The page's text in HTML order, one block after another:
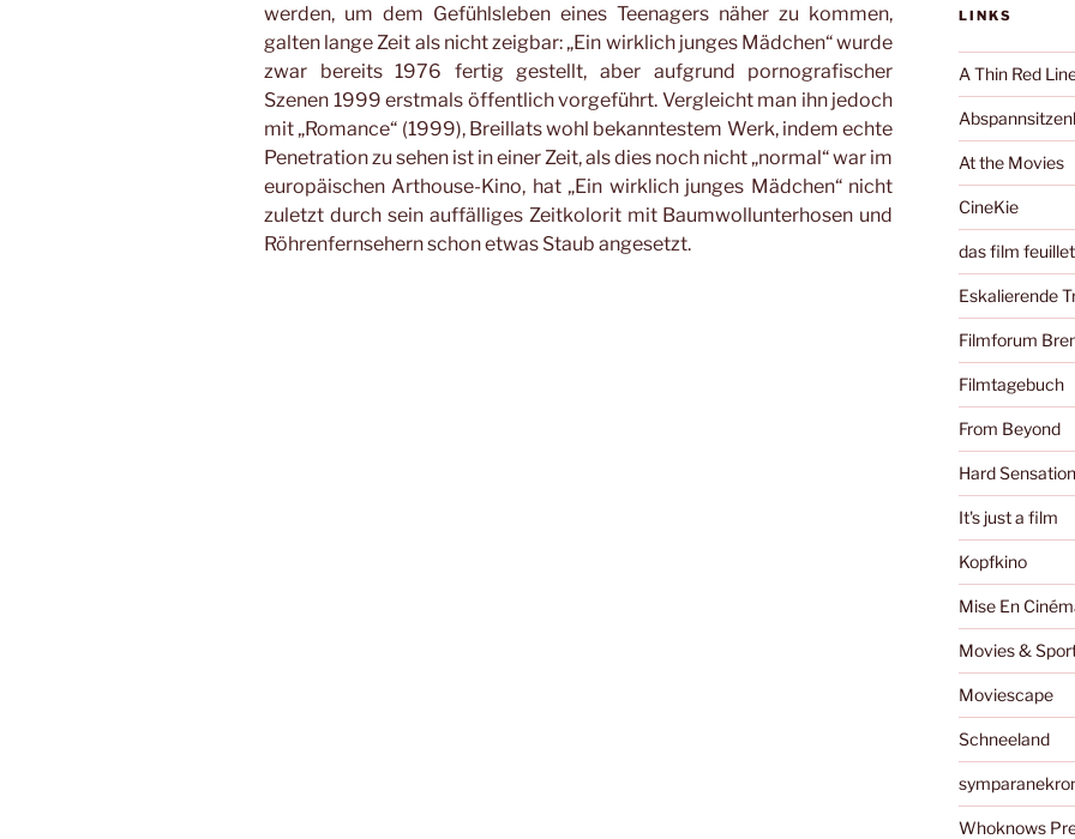
werden, um dem Gefühlsleben eines Teenagers näher zu kommen,
galten lange Zeit als nicht zeigbar: „Ein wirklich junges Mädchen“ wurde
zwar bereits 1976 fertig gestellt, aber aufgrund pornografischer
Szenen 1999 erstmals öffentlich vorgeführt. Vergleicht man ihn jedoch
mit „Romance“ (1999), Breillats wohl bekanntestem Werk, indem echte
Penetration zu sehen ist in einer Zeit, als dies noch nicht „normal“ war im
europäischen Arthouse-Kino, hat „Ein wirklich junges Mädchen“ nicht
zuletzt durch sein auffälliges Zeitkolorit mit Baumwollunterhosen und
Röhrenfernsehern schon etwas Staub angesetzt.
LINKS
A Thin Red
At the Movies
CineKie
das film
Eskalierende
Filmforum
Filmtagebuch
From Beyond
Hard
It's just a film
Kopfkino
Mise En
Movies &
Moviescape
Schneeland
Whoknows